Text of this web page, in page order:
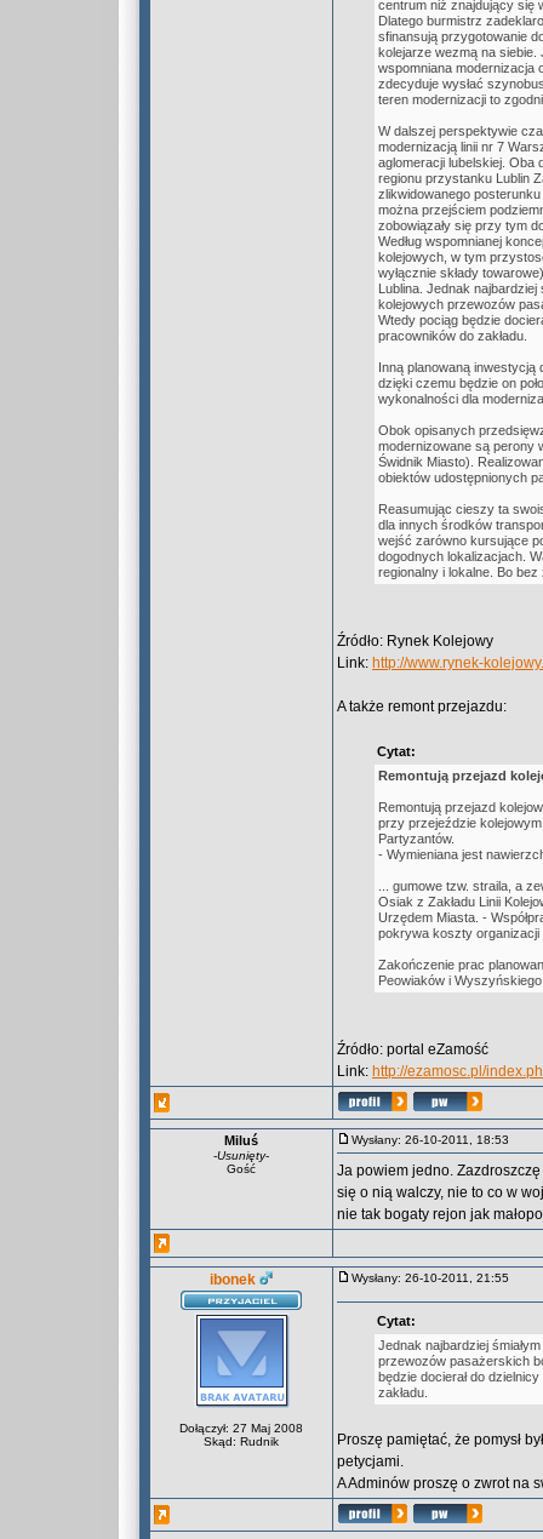
centrum niż znajdujący się
Dlatego burmistrz
sfinansują przygotowanie
kolejarze wezmą na
wspomniana modernizacja
zdecyduje wysłać
teren modernizacji to
W dalszej perspektywie
modernizacją linii nr 7
aglomeracji lubelskiej. Oba
regionu przystanku Lublin
zlikwidowanego
można przejściem
zobowiązały się przy tym
Według wspomnianej
kolejowych, w tym
wyłącznie składy
Lublina. Jednak
kolejowych przewozów
Wtedy pociąg będzie
pracowników do zakładu.
Inną planowaną inwestycją
dzięki czemu będzie on
wykonalności dla
Obok opisanych
modernizowane są perony
Świdnik Miasto).
obiektów udostępnionych
Reasumując cieszy ta
dla innych środków
wejść zarówno kursujące
dogodnych lokalizacjach.
regionalny i lokalne. Bo
Źródło: Rynek Kolejowy
Link: http://www.rynek-
A także remont przejazdu:
Cytat:
Remontują przejazd
Remontują przejazd
przy przejeździe
Partyzantów.
- Wymieniana jest
... gumowe tzw. straila, a
Osiak z Zakładu Linii
Urzędem Miasta. -
pokrywa koszty organizacji
Zakończenie prac
Peowiaków i
Źródło: portal eZamość
Link: http://ezamosc.pl/
Miluś
-Usunięty-
Gość
Wysłany: 26-10-2011, 18:53
Ja powiem jedno.
się o nią walczy, nie to co w
nie tak bogaty rejon jak
ibonek
Dołączył: 27 Maj 2008
Skąd: Rudnik
Wysłany: 26-10-2011, 21:55
Cytat:
Jednak najbardziej
przewozów pasażerskich
będzie docierał do
zakładu.
Proszę pamiętać, że pomysł
petycjami.
A Adminów proszę o zwrot na